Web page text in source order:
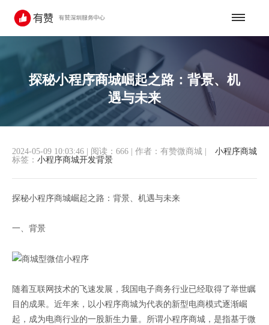
探秘小程序商城崛起之路：背景、机
遇与未来
小程序商城
2024-05-09 10:03:46 阅读：666 作者：有赞微商城
标签： 小程序商城开发背景
探秘小程序商城崛起之路：背景、机遇与未来
一、背景
随着互联网技术的飞速发展，我国电子商务行业已经取得了举世瞩
目的成果。近年来，以小程序商城为代表的新型电商模式逐渐崛
起，成为电商行业的一股新生力量。所谓小程序商城，是指基于微